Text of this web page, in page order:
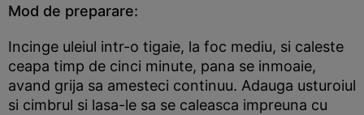
Mod de preparare:
Incinge uleiul intr-o tigaie, la foc mediu, si caleste
ceapa timp de cinci minute, pana se inmoaie,
avand grija sa amesteci continuu. Adauga usturoiul
si cimbrul si lasa-le sa se caleasca impreuna cu